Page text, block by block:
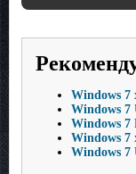
Windows 7
Windows 7
Windows 7
Windows 7
Windows 7